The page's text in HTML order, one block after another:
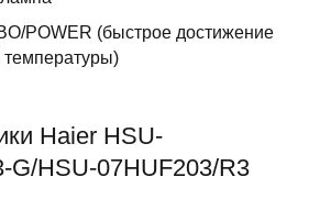
POWER (быстрое достижение
Haier HSU-
G/HSU-07HUF203/R3